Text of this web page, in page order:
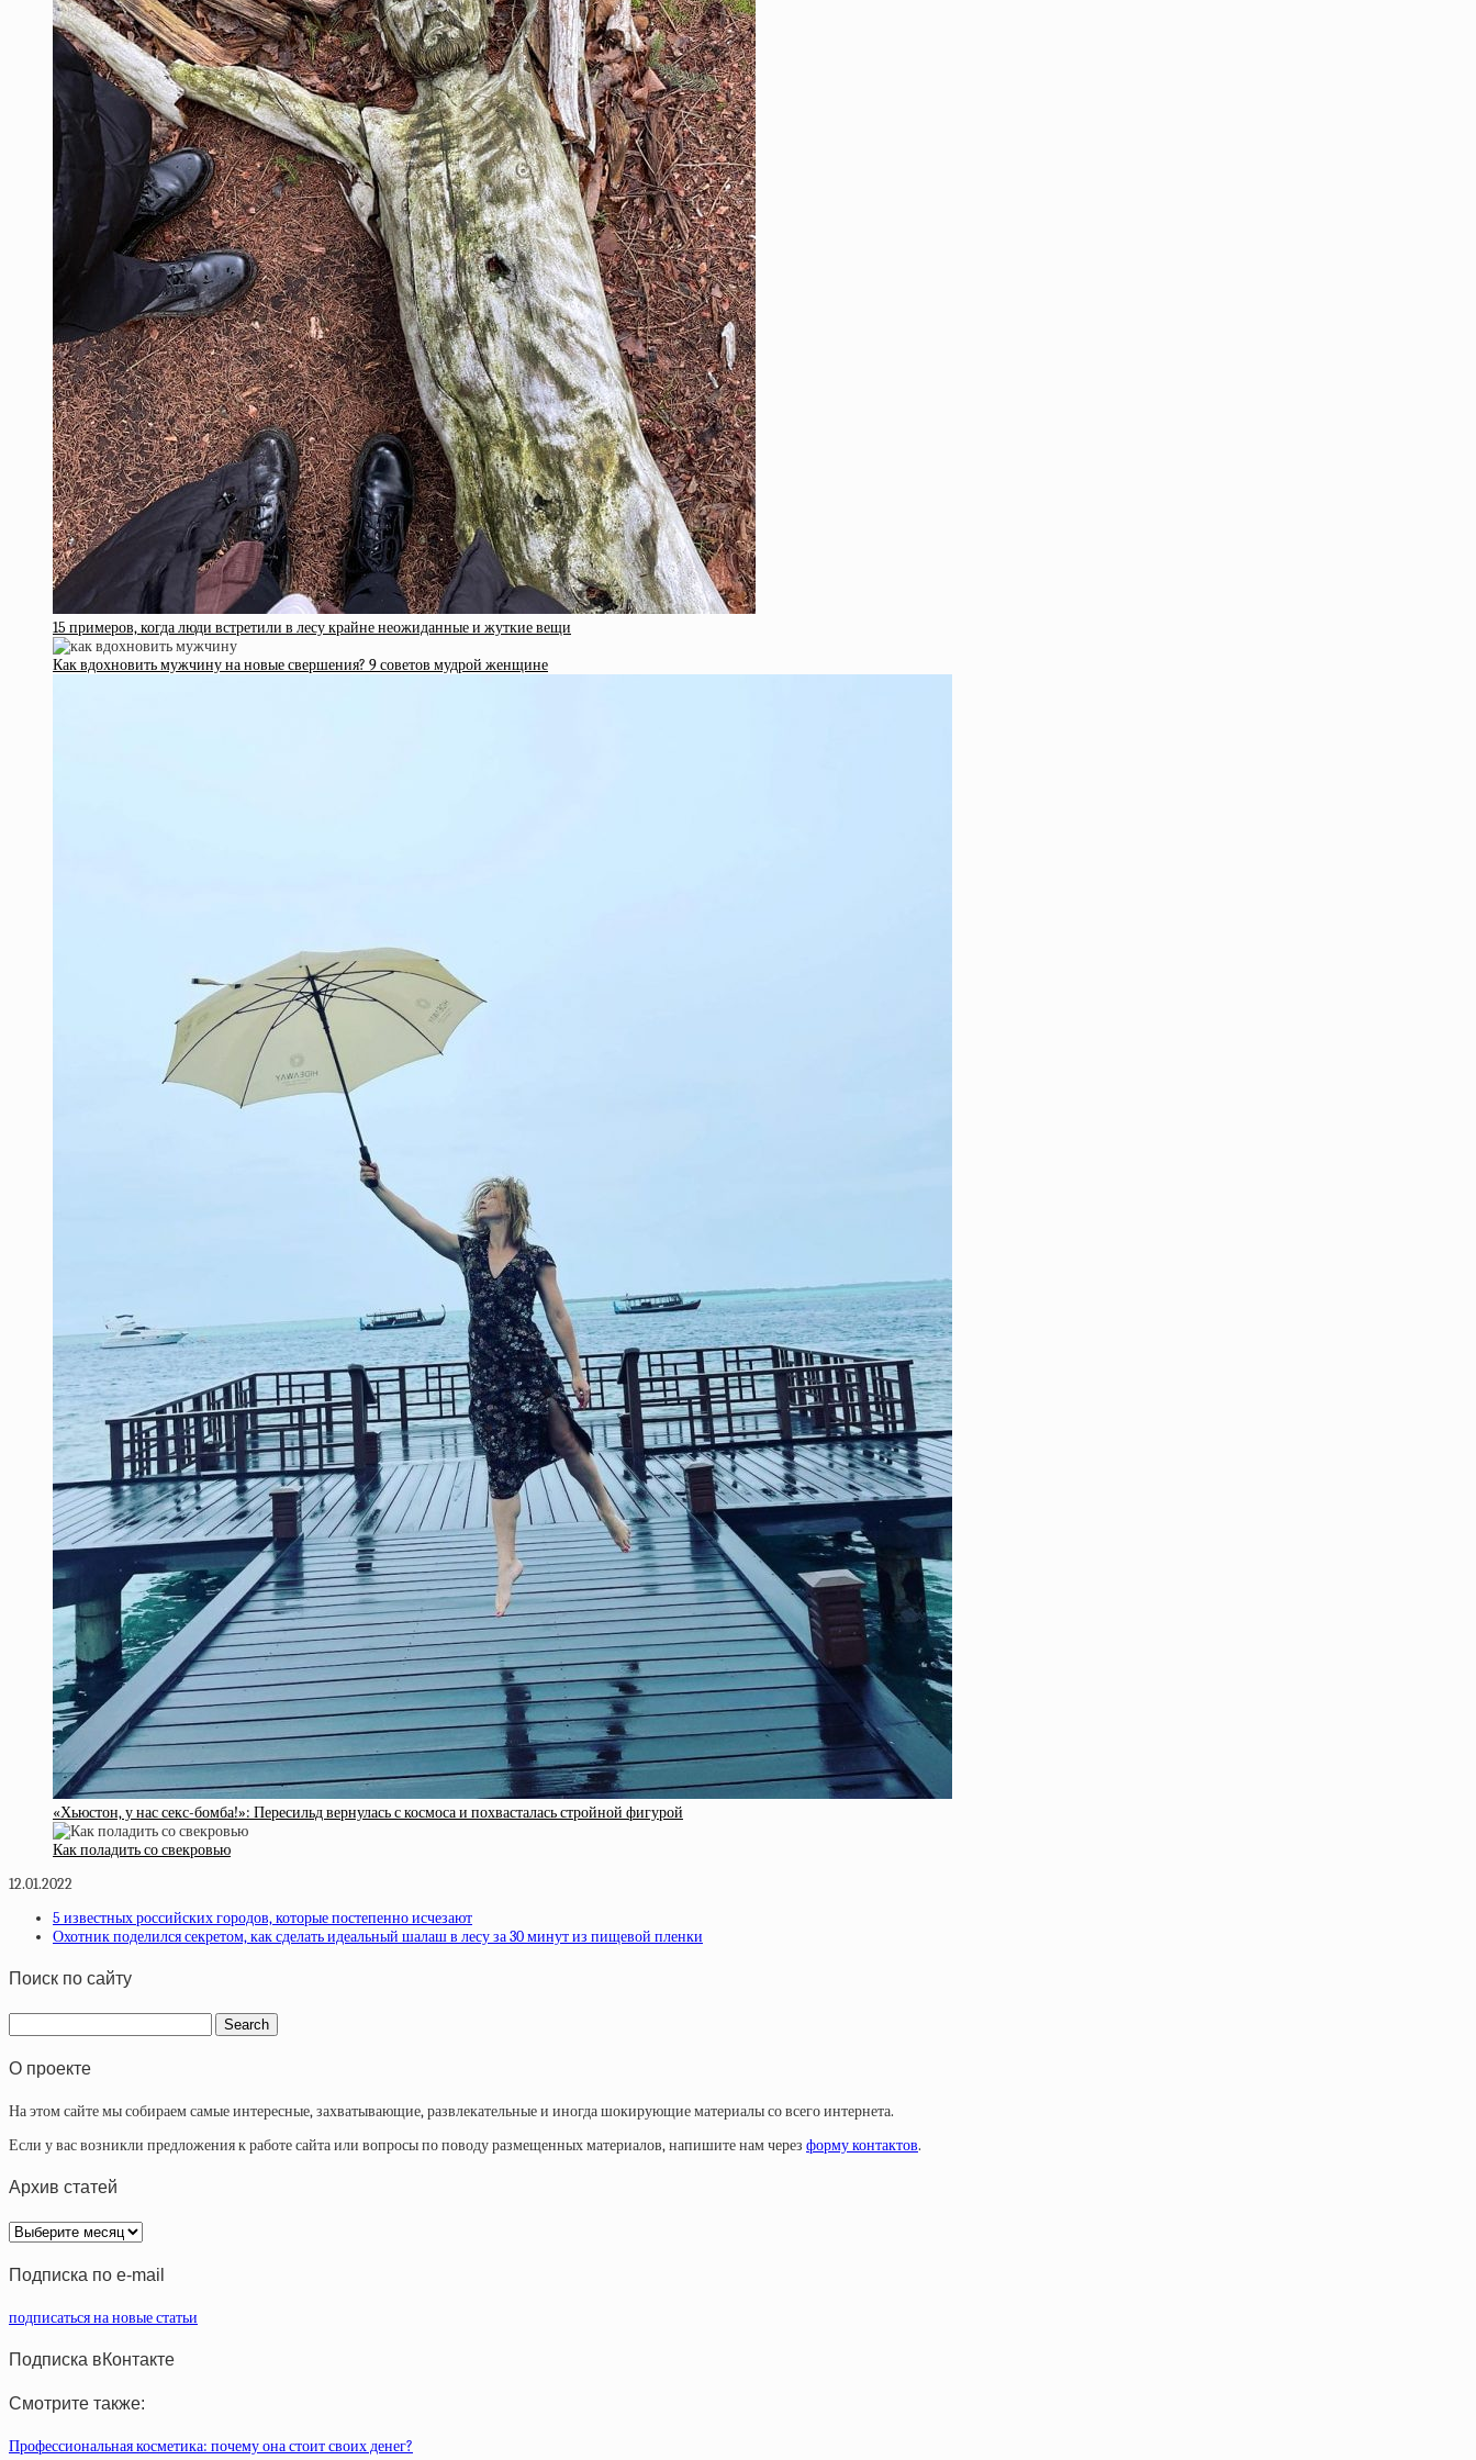
15 примеров, когда люди встретили в лесу крайне неожиданные и жуткие вещи
Как вдохновить мужчину на новые свершения? 9 советов мудрой женщине
«Хьюстон, у нас секс-бомба!»: Пересильд вернулась с космоса и похвасталась стройной фигурой
Как поладить со свекровью
12.01.2022
5 известных российских городов, которые постепенно исчезают
Охотник поделился секретом, как сделать идеальный шалаш в лесу за 30 минут из пищевой пленки
Поиск по сайту
О проекте
На этом сайте мы собираем самые интересные, захватывающие, развлекательные и иногда шокирующие материалы со всего интернета.
Если у вас возникли предложения к работе сайта или вопросы по поводу размещенных материалов, напишите нам через форму контактов.
Архив статей
Архив
статей
Подписка по e-mail
подписаться на новые статьи
Подписка вКонтакте
Смотрите также:
Профессиональная косметика: почему она стоит своих денег?